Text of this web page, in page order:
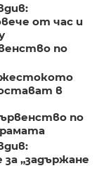
от час и
по
жестокото
в
по
„задържане